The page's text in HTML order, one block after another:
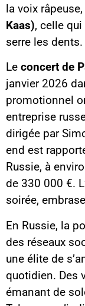
la voix râpeuse,
Kaas), celle
serre les dents.
Le concert de
janvier 2026
promotionnel
entreprise
dirigée par
end est
Russie, à
de 330 000 €.
soirée,
En Russie, la
des réseaux
une élite de
quotidien. Des
émanant de